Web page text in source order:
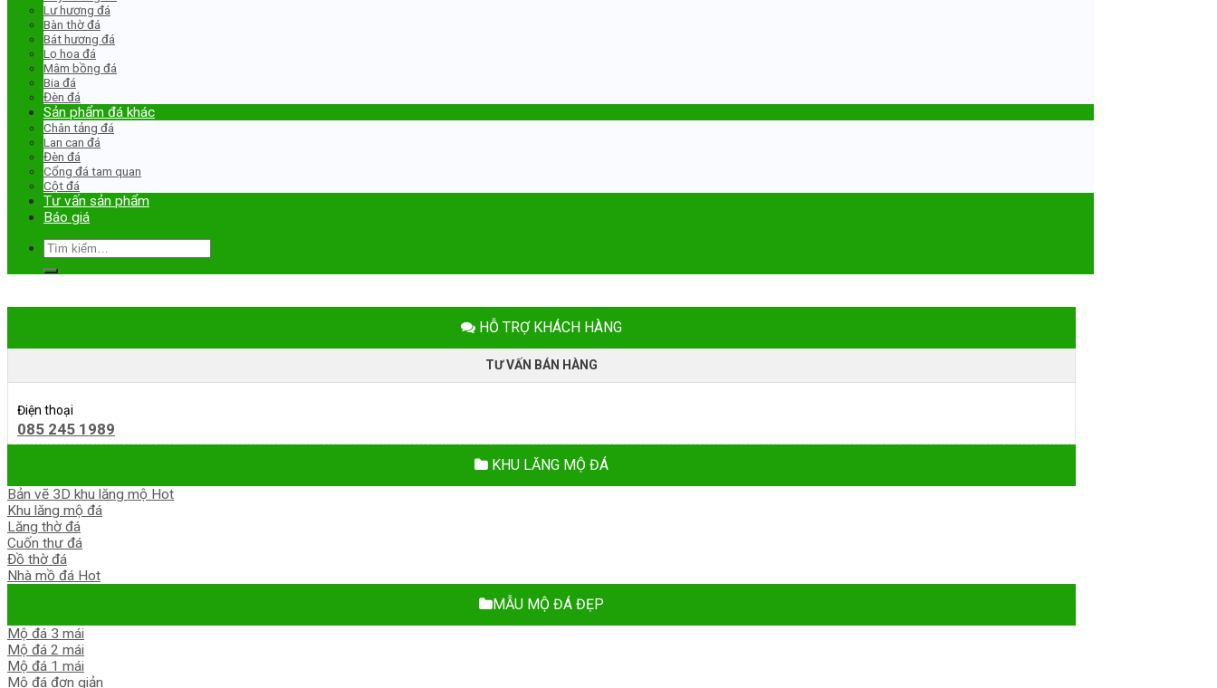
Lư hương đá
Bàn thờ đá
Bát hương đá
Lọ hoa đá
Mâm bồng đá
Bia đá
Đèn đá
Sản phẩm đá khác
Chân tảng đá
Lan can đá
Đèn đá
Cổng đá tam quan
Cột đá
Tư vấn sản phẩm
Báo giá
Tìm
kiếm:
HỖ TRỢ KHÁCH HÀNG
TƯ VẤN BÁN HÀNG
Điện thoại
085 245 1989
KHU LĂNG MỘ ĐÁ
Bản vẽ 3D khu lăng mộ
Khu lăng mộ đá
Lăng thờ đá
Cuốn thư đá
Đồ thờ đá
Nhà mồ đá
MẪU MỘ ĐÁ ĐẸP
Mộ đá 3 mái
Mộ đá 2 mái
Mộ đá 1 mái
Mộ đá đơn giản